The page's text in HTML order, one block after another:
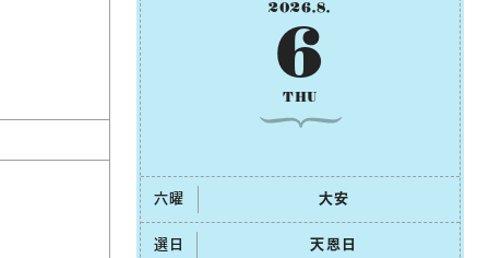
2026.8.
6
THU
六曜 ⼤安
選日 天恩⽇